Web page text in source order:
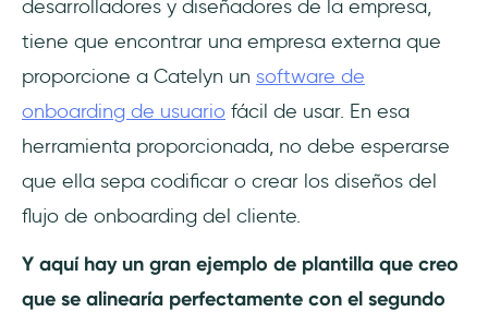
desarrolladores y diseñadores de la empresa,
tiene que encontrar una empresa externa que
proporcione a Catelyn un software de
onboarding de usuario fácil de usar. En esa
herramienta proporcionada, no debe esperarse
que ella sepa codificar o crear los diseños del
flujo de onboarding del cliente.
Y aquí hay un gran ejemplo de plantilla que creo
que se alinearía perfectamente con el segundo